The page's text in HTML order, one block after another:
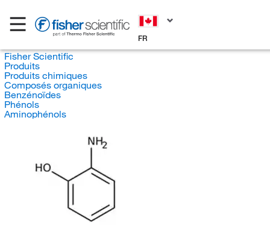
FR
Fisher Scientific
Produits
Produits chimiques
Composés organiques
Benzénoïdes
Phénols
Aminophénols